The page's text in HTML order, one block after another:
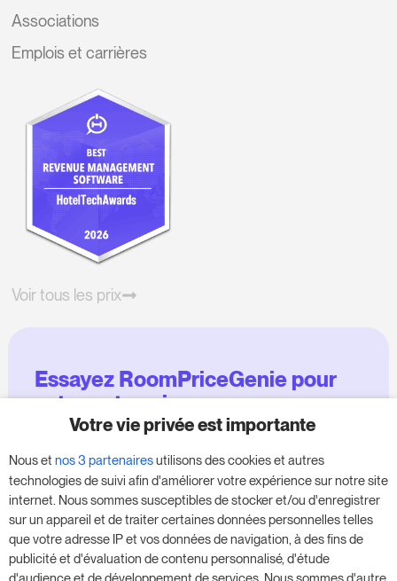
Associations
Emplois et carrières
Voir tous les prix
Essayez RoomPriceGenie pour
votre entreprise
donnez un coup de fouet à votre entreprise,
sans aucune obligation.
Réservez une réunion pour commencer votre
essai gratuit de 14 jours.
Votre vie privée est importante
Nous et nos 3 partenairesutilisons des cookies et autres
technologies de suivi afin d'améliorer votre expérience sur notre site
internet. Nous sommes susceptibles de stocker et/ou d'enregistrer
sur un appareil et de traiter certaines données personnelles telles
que votre adresse IP et vos données de navigation, à des fins de
publicité et d'évaluation de contenu personnalisé, d'étude